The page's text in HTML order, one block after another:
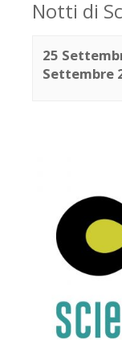
Notti di
25
Settembre